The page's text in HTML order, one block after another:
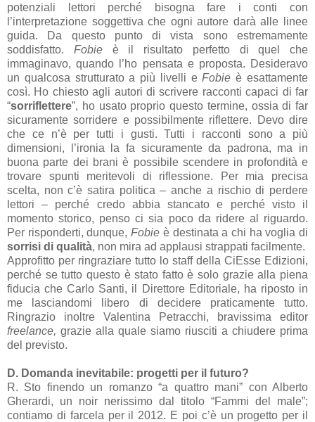
potenziali lettori perché bisogna fare i conti con
l’interpretazione soggettiva che ogni autore darà alle linee
guida. Da questo punto di vista sono estremamente
soddisfatto. Fobieè il risultato perfetto di quel che
immaginavo, quando l’ho pensata e proposta. Desideravo
un qualcosa strutturato a più livelli eFobie è esattamente
così. Ho chiesto agli autori di scrivere racconti capaci di far
“sorriflettere”, ho usato proprio questo termine, ossia di far
sicuramente sorridere e possibilmente riflettere. Devo dire
che ce n’è per tutti i gusti. Tutti i racconti sono a più
dimensioni, l’ironia la fa sicuramente da padrona, ma in
buona parte dei brani è possibile scendere in profondità e
trovare spunti meritevoli di riflessione. Per mia precisa
scelta, non c’è satira politica – anche a rischio di perdere
lettori – perché credo abbia stancato e perché visto il
momento storico, penso ci sia poco da ridere al riguardo.
Per risponderti, dunque,Fobie è destinata a chi ha voglia di
sorrisi di qualità, non mira ad applausi strappati facilmente.
Approfitto per ringraziare tutto lo staff della CiEsse Edizioni,
perché se tutto questo è stato fatto è solo grazie alla piena
fiducia che Carlo Santi, il Direttore Editoriale, ha riposto in
me lasciandomi libero di decidere praticamente tutto.
Ringrazio inoltre Valentina Petracchi, bravissima editor
freelance, grazie alla quale siamo riusciti a chiudere prima
del previsto.
D. Domanda inevitabile: progetti per il futuro?
R. Sto finendo un romanzo “a quattro mani” con Alberto
Gherardi, un noir nerissimo dal titolo “Fammi del male”;
contiamo di farcela per il 2012. E poi c’è un progetto per il